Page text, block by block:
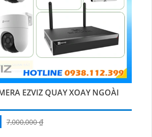
EZVIZ QUAY XOAY NGOÀI
7,000,000 ₫